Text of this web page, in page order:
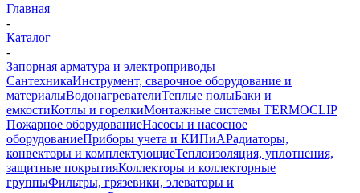
Главная
-
Каталог
-
Запорная арматура и электроприводы
СантехникаИнструмент, сварочное оборудование и
материалыВодонагревателиТеплые полыБаки и
емкостиКотлы и горелкиМонтажные системы TERMOCLIP
Пожарное оборудованиеНасосы и насосное
оборудованиеПриборы учета и КИПиАРадиаторы,
конвекторы и комплектующиеТеплоизоляция, уплотнения,
защитные покрытияКоллекторы и коллекторные
группыФильтры, грязевики, элеваторы и